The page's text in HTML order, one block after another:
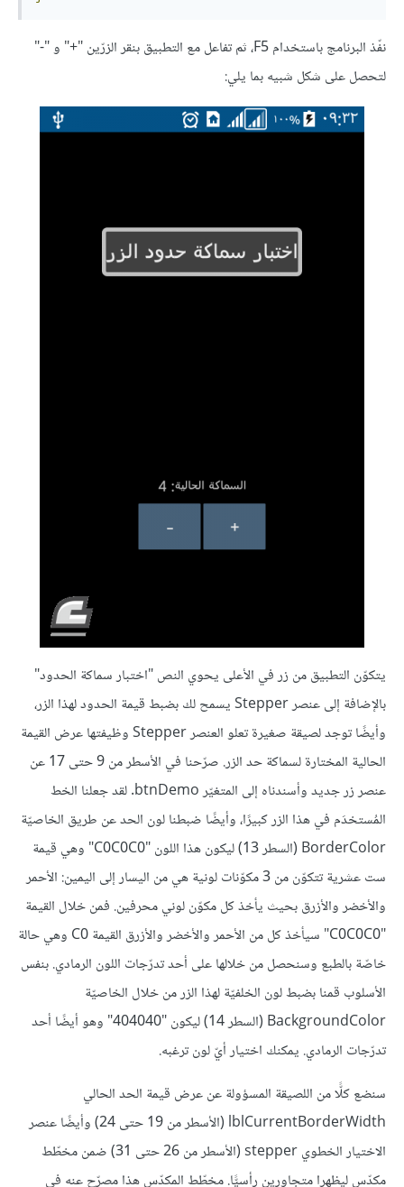
نفّذ البرنامج باستخدام F5، ثم تفاعل مع التطبيق بنقر الزرّين "+" و "-"
لتحصل على شكل شبيه بما يلي:
يتكوّن التطبيق من زر في الأعلى يحوي النص "اختبار سماكة الحدود"
بالإضافة إلى عنصر Stepper يسمح لك بضبط قيمة الحدود لهذا الزر،
وأيضًا توجد لصيقة صغيرة تعلو العنصر Stepper وظيفتها عرض القيمة
الحالية المختارة لسماكة حد الزر. صرّحنا في الأسطر من 9 حتى 17 عن
عنصر زر جديد وأسندناه إلى المتغيّر btnDemo. لقد جعلنا الخط
المُستخدَم في هذا الزر كبيرًا، وأيضًا ضبطنا لون الحد عن طريق الخاصيّة
BorderColor (السطر 13) ليكون هذا اللون "C0C0C0" وهي قيمة
ست عشرية تتكوّن من 3 مكوّنات لونية هي من اليسار إلى اليمين: الأحمر
والأخضر والأزرق بحيث يأخذ كل مكوّن لوني محرفين. فمن خلال القيمة
"C0C0C0" سيأخذ كل من الأحمر والأخضر والأزرق القيمة C0 وهي حالة
خاصّة بالطبع وسنحصل من خلالها على أحد تدرّجات اللون الرمادي. بنفس
الأسلوب قمنا بضبط لون الخلفيّة لهذا الزر من خلال الخاصيّة
BackgroundColor (السطر 14) ليكون "404040" وهو أيضًا أحد
تدرّجات الرمادي. يمكنك اختيار أيّ لون ترغبه.
سنضع كلًّا من اللصيقة المسؤولة عن عرض قيمة الحد الحالي
lblCurrentBorderWidth (الأسطر من 19 حتى 24) وأيضًا عنصر
الاختيار الخطوي stepper (الأسطر من 26 حتى 31) ضمن مخطّط
مكدّس ليظهرا متجاورين رأسيًّا. مخطّط المكدّس هذا مصرّح عنه في